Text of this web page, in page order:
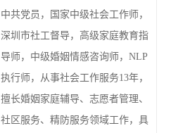
中共党员，国家中级社会工作师，
深圳市社工督导，高级家庭教育指
导师，中级婚姻情感咨询师，NLP
执行师，从事社会工作服务13年，
擅长婚姻家庭辅导、志愿者管理、
社区服务、精防服务领域工作，具